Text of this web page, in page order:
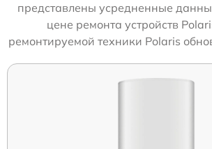
представлены усредненные
цене ремонта устройств
ремонтируемой техники Polaris